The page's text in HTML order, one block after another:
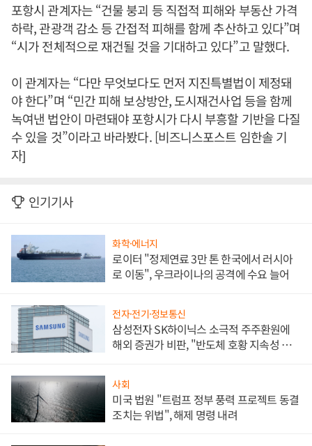
포항시 관계자는 “건물 붕괴 등 직접적 피해와 부동산 가격
하락, 관광객 감소 등 간접적 피해를 함께 추산하고 있다”며
“시가 전체적으로 재건될 것을 기대하고 있다”고 말했다.
이 관계자는 “다만 무엇보다도 먼저 지진특별법이 제정돼
야 한다”며 “민간 피해 보상방안, 도시재건사업 등을 함께
녹여낸 법안이 마련돼야 포항시가 다시 부흥할 기반을 다질
수 있을 것”이라고 바라봤다. [비즈니스포스트 임한솔 기
자]
인기기사
화학·에너지
로이터 "정제연료 3만 톤 한국에서 러시아
로 이동", 우크라이나의 공격에 수요 늘어
전자·전기·정보통신
삼성전자 SK하이닉스 소극적 주주환원에
해외 증권가 비판, "반도체 호황 지속성 의
사회
미국 법원 "트럼프 정부 풍력 프로젝트 동결
조치는 위법", 해제 명령 내려